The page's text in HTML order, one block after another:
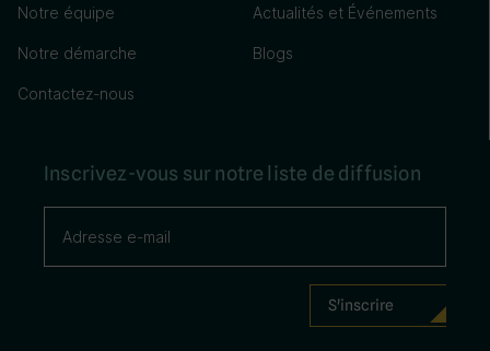
Notre équipe
Notre démarche
Contactez-nous
Actualités et Événements
Blogs
Inscrivez-vous sur notre liste de diffusion